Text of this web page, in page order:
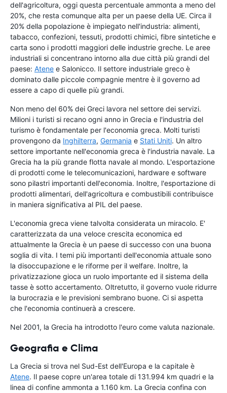
dell'agricoltura, oggi questa percentuale ammonta a meno del
20%, che resta comunque alta per un paese della UE. Circa il
20% della popolazione è impiegato nell'industria: alimenti,
tabacco, confezioni, tessuti, prodotti chimici, fibre sintetiche e
carta sono i prodotti maggiori delle industrie greche. Le aree
industriali si concentrano intorno alla due città più grandi del
paese: Atene e Salonicco. Il settore industriale greco è
dominato dalle piccole compagnie mentre è il governo ad
essere a capo di quelle più grandi.
Non meno del 60% dei Greci lavora nel settore dei servizi.
Milioni i turisti si recano ogni anno in Grecia e l'industria del
turismo è fondamentale per l'economia greca. Molti turisti
provengono da Inghilterra, Germania e Stati Uniti. Un altro
settore importante nell'economia greca è l'industria navale. La
Grecia ha la più grande flotta navale al mondo. L'esportazione
di prodotti come le telecomunicazioni, hardware e software
sono pilastri importanti dell'economia. Inoltre, l'esportazione di
prodotti alimentari, dell'agricoltura e combustibili contribuisce
in maniera significativa al PIL del paese.
L'economia greca viene talvolta considerata un miracolo. E'
caratterizzata da una veloce crescita economica ed
attualmente la Grecia è un paese di successo con una buona
soglia di vita. I temi più importanti dell'economia attuale sono
la disoccupazione e le riforme per il welfare. Inoltre, la
privatizzazione gioca un ruolo importante ed il sistema della
tasse è sotto accertamento. Oltretutto, il governo vuole ridurre
la burocrazia e le previsioni sembrano buone. Ci si aspetta
che l'economia continuerà a crescere.
Nel 2001, la Grecia ha introdotto l'euro come valuta nazionale.
Geografia e Clima
La Grecia si trova nel Sud-Est dell'Europa e la capitale è
Atene. Il paese copre un'area totale di 131.994 km quadri e la
linea di confine ammonta a 1.160 km. La Grecia confina con